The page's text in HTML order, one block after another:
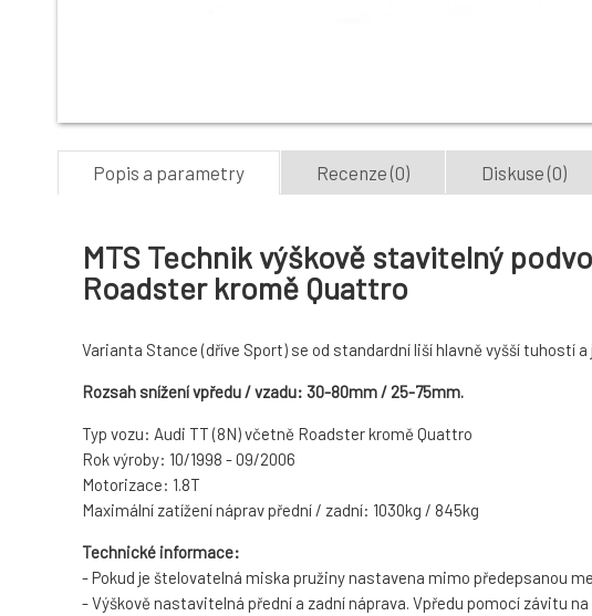
Popis a parametry Recenze (0) Diskuse (0)
MTS Technik výškově stavitelný
Roadster kromě Quattro
Varianta Stance (dříve Sport) se od standardní liší hlavně vyšší tuhostí
Rozsah snížení vpředu / vzadu: 30-80mm / 25-75mm.
Typ vozu: Audi TT (8N) včetně Roadster kromě Quattro
Rok výroby: 10/1998 - 09/2006
Motorizace: 1.8T
Maximální zatížení náprav přední / zadní: 1030kg / 845kg
Technické informace:
- Pokud je štelovatelná miska pružiny nastavena mimo předepsanou
- Výškově nastavitelná přední a zadní náprava. Vpředu pomocí závitu